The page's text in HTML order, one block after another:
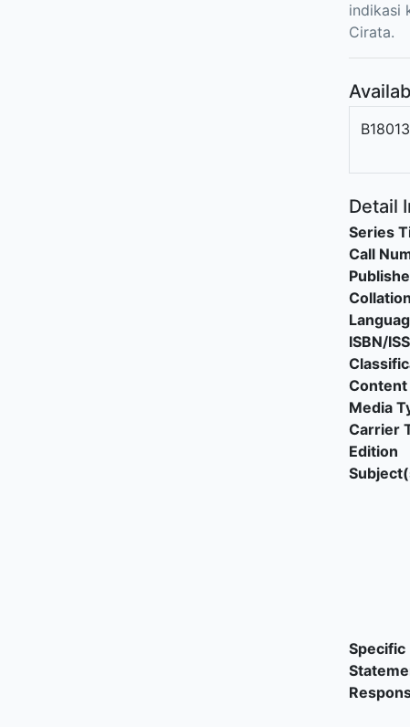
indikasi
Cirata.
Detail
Series
Call
Collation
ISBN/
Content
Media
Carrier
Edition
Specific